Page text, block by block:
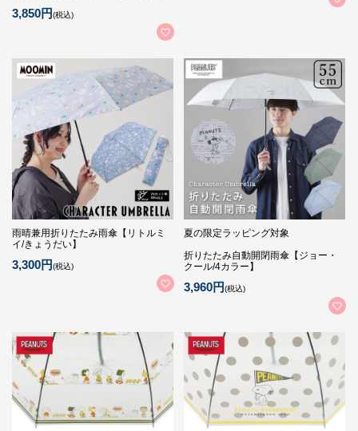
3,850円(税込)
雨晴兼用折りたたみ雨傘【リトルミ
イ/きょうだい】
3,300円(税込)
夏の限定ラッピング対象
折りたたみ自動開閉雨傘【ジョー・
クール/4カラー】
3,960円(税込)